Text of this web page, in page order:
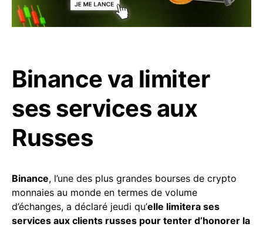
Binance va limiter
ses services aux
Russes
Binance, l’une des plus grandes bourses de crypto
monnaies au monde en termes de volume
d’échanges, a déclaré jeudi qu’elle limitera ses
services aux clients russes pour tenter d’honorer la